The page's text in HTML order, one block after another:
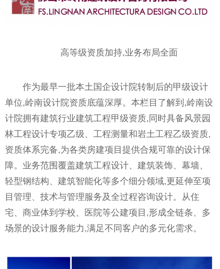
高等级资质加持,业务布局全面
作为最早一批本土国企设计院转制后的甲级设计
单位,岭南设计院资质底蕴深厚。本栏目了解到,岭南设
计院拥有建筑行业建筑工程甲级资质,同时具备风景园
林工程设计专项乙级、工程测量和岩土工程乙级资质,
资质体系完备,为各类房建项目提供合规可靠的设计保
障。业务范围覆盖建筑工程设计、建筑装饰、幕墙、
轻型钢结构、建筑智能化等多个细分领域,更延伸至项
目管理、技术与管理服务及全过程咨询设计。从住
宅、商业体到学校、医院等公建项目,形成全链条、多
场景的设计服务能力,满足不同客户的多元化需求。